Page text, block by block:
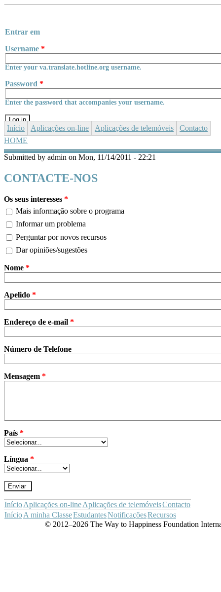
Entrar em
Username *
Enter your va.translate.hotline.org username.
Password *
Enter the password that accompanies your username.
Início Aplicações on-line Aplicações de telemóveis Contacto
YOU ARE HERE
HOME
Submitted by admin on Mon, 11/14/2011 - 22:21
CONTACTE-NOS
Os seus interesses *
Mais informação sobre o programa
Informar um problema
Perguntar por novos recursos
Dar opiniões/sugestões
Nome *
Apelido *
Endereço de e-mail *
Número de Telefone
Mensagem *
País *
Língua *
InícioAplicações on-lineAplicações de telemóveisContacto
InícioA minha ClasseEstudantesNotificaçõesRecursos
© 2012–2026 The Way to Happiness Foundation